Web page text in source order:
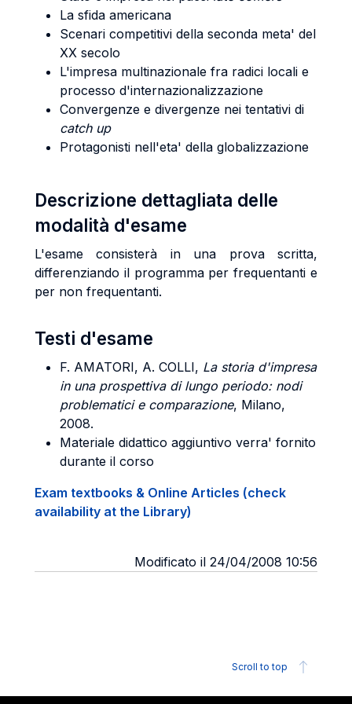
La sfida americana
Scenari competitivi della seconda meta' del
XX secolo
L'impresa multinazionale fra radici locali e
processo d'internazionalizzazione
Convergenze e divergenze nei tentativi di
catch up
Protagonisti nell'eta' della globalizzazione
Descrizione dettagliata delle
modalità d'esame
L'esame consisterà in una prova scritta,
differenziando il programma per frequentanti e
per non frequentanti.
Testi d'esame
F. AMATORI, A. COLLI, La storia d'impresa
in una prospettiva di lungo periodo: nodi
problematici e comparazione, Milano,
2008.
Materiale didattico aggiuntivo verra' fornito
durante il corso
Exam textbooks & Online Articles (check
availability at the Library)
Modificato il 24/04/2008 10:56
Scroll to top